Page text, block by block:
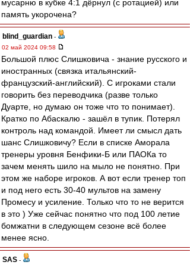
мусарню в кубке 4:1 дёрнул (с ротацией) или
память укорочена?
blind_guardian -
02 май 2024 09:58
Большой плюс Слишковича - знание русского и
иностранных (связка итальянский-
французский-английский). С игроками стали
говорить без переводчика (разве только
Дуарте, но думаю он тоже что то понимает).
Кратко по Абаскалю - зашёл в тупик. Потерял
контроль над командой. Имеет ли смысл дать
шанс Слишковичу? Если в списке Аморала
тренеры уровня Бенфики-Б или ПАОКа то
зачем менять шило на мыло не понятно. При
этом же наборе игроков. А вот если тренер топ
и под него есть 30-40 мультов на замену
Промесу и усиление. Только что то не верится
в это ) Уже сейчас понятно что под 100 летие
бомжатни в следующем сезоне всё более
менее ясно.
SAS -